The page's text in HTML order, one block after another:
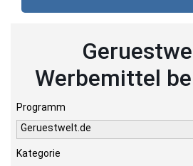
Werbemittel
Programm
Geruestwelt.de
Kategorie